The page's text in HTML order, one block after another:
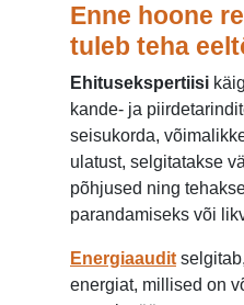
Enne hoone
tuleb teha
Ehitusekspertiisi
kande- ja
seisukorda,
ulatust, selgitatakse
põhjused ning
parandamiseks või
Energiaaudit
energiat, millised on